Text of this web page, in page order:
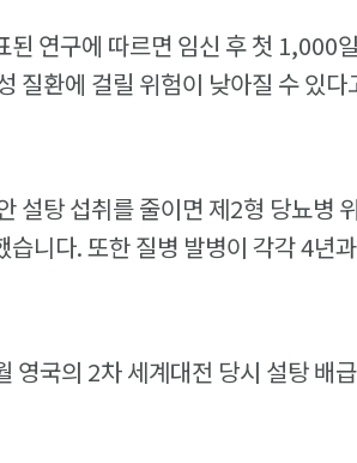
된 연구에 따르면 임신 후 첫 1,000
질환에 걸릴 위험이 낮아질 수 있다
설탕 섭취를 줄이면 제2형 당뇨병
습니다. 또한 질병 발병이 각각 4년
영국의 2차 세계대전 당시 설탕 배